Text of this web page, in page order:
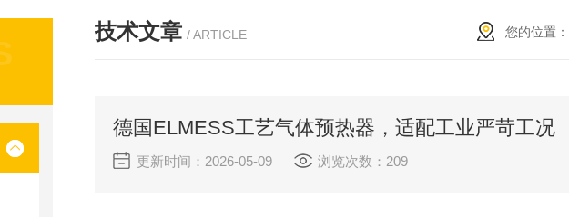
技术文章 / ARTICLE 您的位置：
德国ELMESS工艺气体预热器，适配工业严苛工况
更新时间：2026-05-09 浏览次数：209